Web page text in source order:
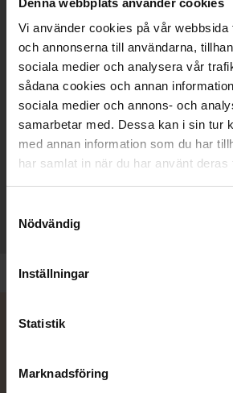
Vi använder cookies på vår
och annonserna till användarna,
sociala medier och analysera vår
sådana cookies och annan
sociala medier och annons- och
samarbetar med. Dessa kan i sin tur
med annan information som du har
har samlat in när du har använt deras
Nödvändig
Inställningar
Statistik
Marknadsföring
”Från första kontakten till sista
BRA! Lugnt och fint, tillåtande,
resonemang kring olika frågor.
sådan här situation.”
Vi svarar i telefon dygnet runt,